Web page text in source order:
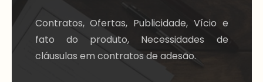
Contratos, Ofertas, Publicidade, Vício e
fato do produto, Necessidades de
cláusulas em contratos de adesão.